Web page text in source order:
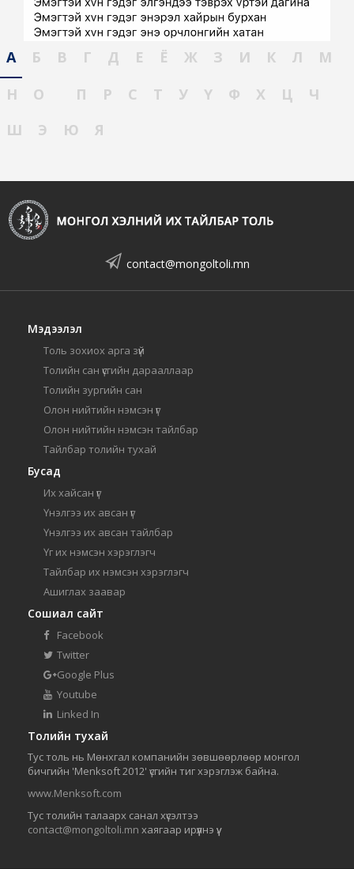
А Б В Г Д Е Ё Ж З И К Л
М
Н
О П Р С Т У Ү Ф Х Ц
Ч
Ш
Э Ю Я
contact@mongoltoli.mn
Мэдээлэл
Толь зохиох арга зүй
Толийн сан үсгийн дарааллаар
Толийн зургийн сан
Олон нийтийн нэмсэн үг
Олон нийтийн нэмсэн тайлбар
Тайлбар толийн тухай
Бусад
Их хайсан үг
Үнэлгээ их авсан үг
Үнэлгээ их авсан тайлбар
Үг их нэмсэн хэрэглэгч
Тайлбар их нэмсэн хэрэглэгч
Ашиглах заавар
Сошиал сайт
Facebook
Twitter
Google Plus
Youtube
Linked In
Толийн тухай
Тус толь нь Мөнхгал компанийн зөвшөөрлөөр монгол
бичгийн 'Menksoft 2012' үсгийн тиг хэрэглэж байна.
www.Menksoft.com
Тус толийн талаарх санал хүсэлтээ
contact@mongoltoli.mn хаягаар ирүүлнэ үү.